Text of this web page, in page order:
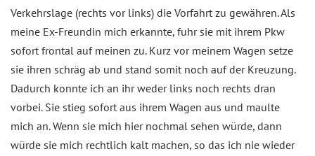
Verkehrslage (rechts vor links) die Vorfahrt zu gewähren. Als
meine Ex-Freundin mich erkannte, fuhr sie mit ihrem Pkw
sofort frontal auf meinen zu. Kurz vor meinem Wagen setze
sie ihren schräg ab und stand somit noch auf der Kreuzung.
Dadurch konnte ich an ihr weder links noch rechts dran
vorbei. Sie stieg sofort aus ihrem Wagen aus und maulte
mich an. Wenn sie mich hier nochmal sehen würde, dann
würde sie mich rechtlich kalt machen, so das ich nie wieder